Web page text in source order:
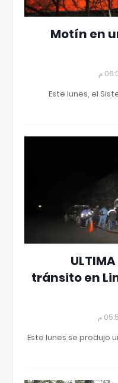
Motín en
Este lunes, el
tránsito en
Este lunes se produjo